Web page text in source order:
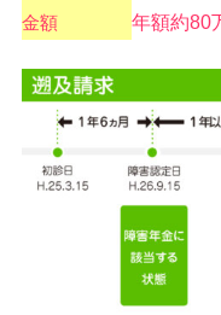
金額
年額約80